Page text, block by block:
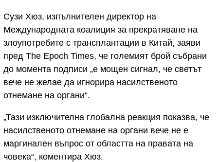
Сузи Хюз, изпълнителен директор на
Международната коалиция за прекратяване на
злоупотребите с трансплантации в Китай, заяви
пред The Epoch Times, че големият брой събрани
до момента подписи „е мощен сигнал, че светът
вече не желае да игнорира насилственото
отнемане на органи“.
„Тази изключителна глобална реакция показва, че
насилственото отнемане на органи вече не е
маргинален въпрос от областта на правата на
човека“, коментира Хюз.